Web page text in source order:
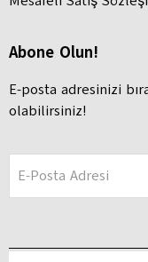
Abone Olun!
E-posta adresinizi
olabilirsiniz!
E-Posta Adresi